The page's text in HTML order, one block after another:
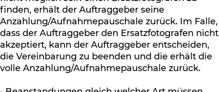
finden, erhält der Auftraggeber seine
Anzahlung/Aufnahmepauschale zurück. Im Falle,
dass der Auftraggeber den Ersatzfotografen nicht
akzeptiert, kann der Auftraggeber entscheiden,
die Vereinbarung zu beenden und die erhält die
volle Anzahlung/Aufnahmepauschale zurück.